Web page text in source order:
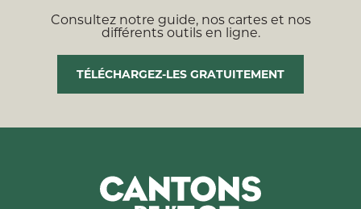
Consultez notre guide, nos cartes et nos
différents outils en ligne.
TÉLÉCHARGEZ-LES GRATUITEMENT